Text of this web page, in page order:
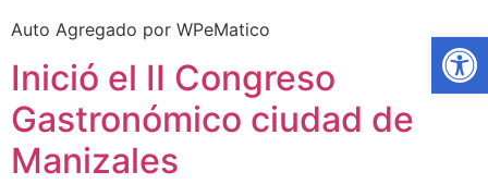
Auto Agregado por WPeMatico
Inició el II Congreso
Gastronómico ciudad de
Manizales